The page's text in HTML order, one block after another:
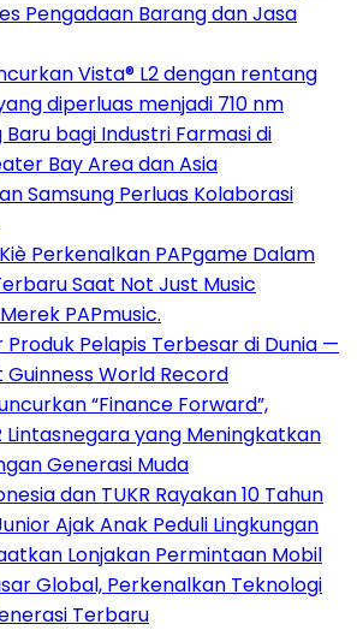
Pengadaan Barang dan Jasa
Vista® L2 dengan rentang
diperluas menjadi 710 nm
Baru bagi Industri Farmasi di
Bay Area dan Asia
Samsung Perluas Kolaborasi
Perkenalkan PAPgame Dalam
Saat Not Just Music
PAPmusic.
Produk Pelapis Terbesar di Dunia —
Guinness World Record
“Finance Forward”,
Lintasnegara yang Meningkatkan
Generasi Muda
dan TUKR Rayakan 10 Tahun
Ajak Anak Peduli Lingkungan
Lonjakan Permintaan Mobil
Global, Perkenalkan Teknologi
Terbaru